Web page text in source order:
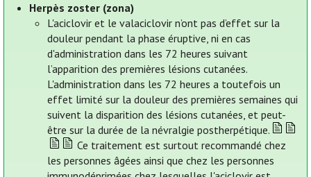
Herpès zoster (zona)
L'aciclovir et le valaciclovir n’ont pas d’effet sur la
douleur pendant la phase éruptive, ni en cas
d'administration dans les 72 heures suivant
l’apparition des premières lésions cutanées.
L'administration dans les 72 heures a toutefois un
effet limité sur la douleur des premières semaines qui
suivent la disparition des lésions cutanées, et peut-
être sur la durée de la névralgie postherpétique.
Ce traitement est surtout recommandé chez
les personnes âgées ainsi que chez les personnes